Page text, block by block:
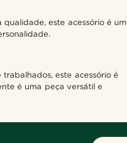
este acessório é um
este acessório é
é uma peça versátil e